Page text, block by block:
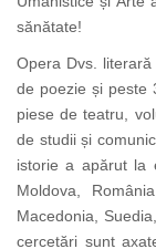
sănătate!
Opera Dvs.
de poezie și peste
piese de teatru,
de studii și
istorie a apărut la
Moldova,
Macedonia,
cercetări sunt